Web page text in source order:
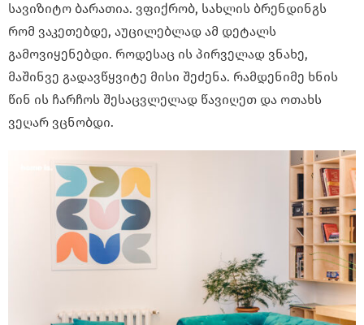
სავიზიტო ბარათია. ვფიქრობ, სახლის ბრენდინგს
რომ ვაკეთებდე, აუცილებლად ამ დეტალს
გამოვიყენებდი. როდესაც ის პირველად ვნახე,
მაშინვე გადავწყვიტე მისი შეძენა. რამდენიმე ხნის
წინ ის ჩარჩოს შესაცვლელად წავიღეთ და ოთახს
ვეღარ ვცნობდი.